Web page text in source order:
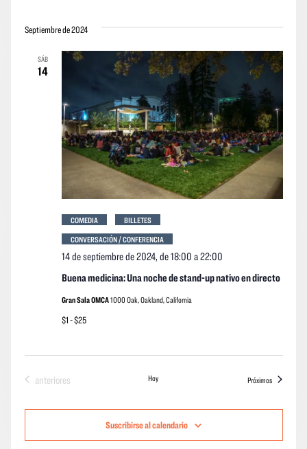
Septiembre de 2024
SÁB
14
Buena medicina: Una noche de stand-up nativo en directo
14 de septiembre de 2024, de 18:00 a22:00
COMEDIA
BILLETES
CONVERSACIÓN / CONFERENCIA
Gran Sala OMCA1000 Oak, Oakland, California
$1 - $25
Eventos
anteriores Hoy Próximoseventos
Suscribirse al calendario